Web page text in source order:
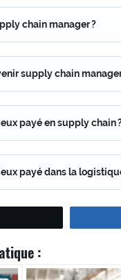
chain manager ?
supply chain
payé en supply chain
payé dans la
: